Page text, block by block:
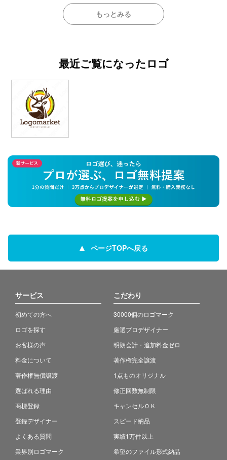
もっとみる
最近ご覧になったロゴ
ページTOPへ戻る
サービス
初めての方へ
ロゴを探す
お客様の声
料金について
著作権無償譲渡
選ばれる理由
商標登録
登録デザイナー
よくある質問
業界別ロゴマーク
こだわり
30000個のロゴマーク
厳選プロデザイナー
明朗会計・追加料金ゼロ
著作権完全譲渡
1点ものオリジナル
修正回数無制限
キャンセルＯＫ
スピード納品
実績1万件以上
希望のファイル形式納品